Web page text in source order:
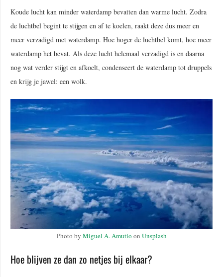
Koude lucht kan minder waterdamp bevatten dan warme lucht. Zodra
de luchtbel begint te stijgen en af te koelen, raakt deze dus meer en
meer verzadigd met waterdamp. Hoe hoger de luchtbel komt, hoe meer
waterdamp het bevat. Als deze lucht helemaal verzadigd is en daarna
nog wat verder stijgt en afkoelt, condenseert de waterdamp tot druppels
en krijg je jawel: een wolk.
Photo by Miguel A. Amutio on Unsplash
Hoe blijven ze dan zo netjes bij elkaar?